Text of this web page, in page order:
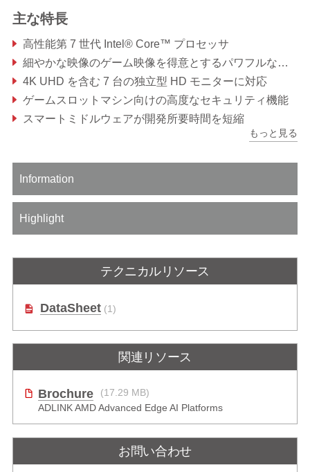
主な特長
高性能第 7 世代 Intel® Core™ プロセッサ
細やかな映像のゲーム映像を得意とするパワフルなグラフィック機能
4K UHD を含む 7 台の独立型 HD モニターに対応
ゲームスロットマシン向けの高度なセキュリティ機能
スマートミドルウェアが開発所要時間を短縮
もっと見る
Information
Highlight
テクニカルリソース
DataSheet(1)
関連リソース
Brochure
(17.29 MB)
ADLINK AMD Advanced Edge AI Platforms
お問い合わせ